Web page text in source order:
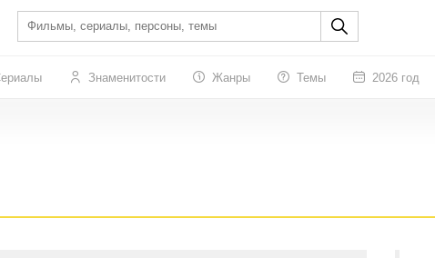
Знаменитости Жанры Темы 2026 год